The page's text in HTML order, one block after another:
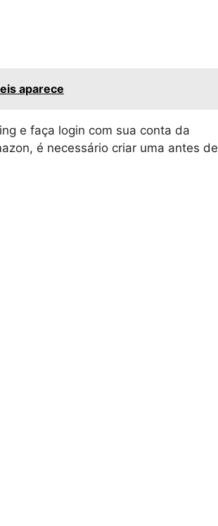
aparece
e faça login com sua conta da
é necessário criar uma antes de